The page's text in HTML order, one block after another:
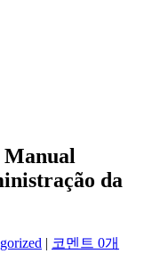
da
| 코멘트 0개